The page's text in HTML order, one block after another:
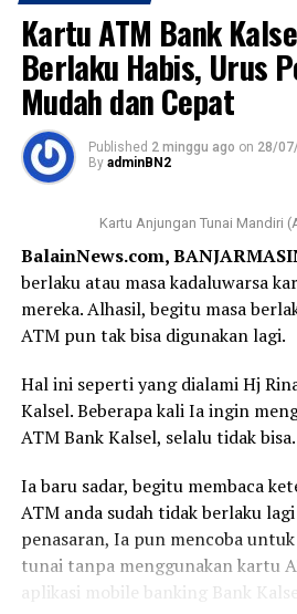
Program ini berlaku merata dan
jaringan kantor Bank Kalsel
seluruh wilayah Kalimantan
Banjarmasin, KCS Kandangan,
Gatot Subroto, KCPS Banjarbaru
Martapura.
Kemudian juga dapat di akses
KCPS Barabai, KCPS Amuntai,
Batulicin, KCPS Rantau dan KCPS
Manajemen Bank Kalsel
menabung demi ibadah haji,
Kalsel Syariah ini menjadi
tepat untuk segera memulai
Untuk informasi lebih lanjut
Tabungan Haji iB Ar-Rahman,
langsung mengunjungi Unit Kerja
terdekat atau mengakses website
Kartu ATM Bank
Berlaku Habis, Urus
Mudah dan Cepat
Published 2 minggu ago on 28/
By adminBN2
Kartu Anjungan Tunai Mandiri
BalainNews.com,
berlaku atau masa kadaluwarsa
mereka. Alhasil, begitu masa
ATM pun tak bisa digunakan lagi.
Hal ini seperti yang dialami Hj
Kalsel. Beberapa kali Ia ingin
ATM Bank Kalsel, selalu tidak bisa.
Ia baru sadar, begitu membaca
ATM anda sudah tidak berlaku
penasaran, Ia pun mencoba
tunai tanpa menggunakan kartu
aplikasi mobile banking Bank